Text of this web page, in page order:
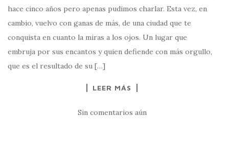
hace cinco años pero apenas pudimos charlar. Esta vez, en
cambio, vuelvo con ganas de más, de una ciudad que te
conquista en cuanto la miras a los ojos. Un lugar que
embruja por sus encantos y quien defiende con más orgullo,
que es el resultado de su […]
LEER MÁS
Sin comentarios aún